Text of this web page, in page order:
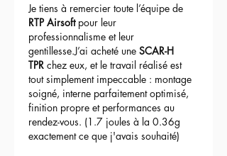
Je tiens à remercier toute l’équipe de
RTP Airsoft pour leur
professionnalisme et leur
gentillesse.J’ai acheté une SCAR-H
TPR chez eux, et le travail réalisé est
tout simplement impeccable : montage
soigné, interne parfaitement optimisé,
finition propre et performances au
rendez-vous. (1.7 joules à la 0.36g
exactement ce que j'avais souhaité)